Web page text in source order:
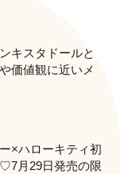
キスタドールと
価値観に近いメ
新診断がスター
×ハローキティ初
月29日発売の限